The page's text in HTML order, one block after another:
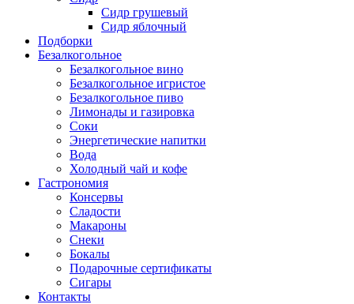
Сидр грушевый
Сидр яблочный
Подборки
Безалкогольное
Безалкогольное вино
Безалкогольное игристое
Безалкогольное пиво
Лимонады и газировка
Соки
Энергетические напитки
Вода
Холодный чай и кофе
Гастрономия
Консервы
Сладости
Макароны
Снеки
Бокалы
Подарочные сертификаты
Сигары
Контакты